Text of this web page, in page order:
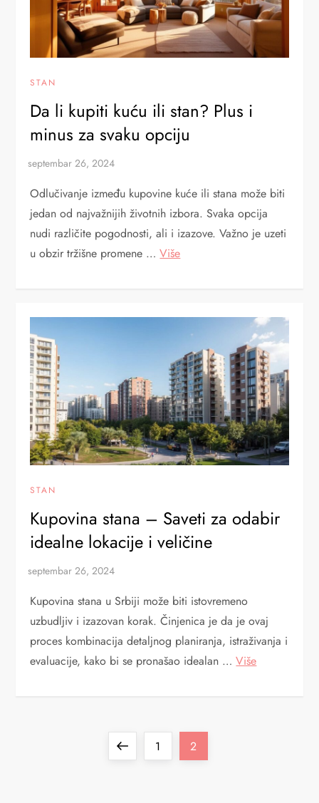
STAN
Da li kupiti kuću ili stan? Plus i
minus za svaku opciju
Odlučivanje između kupovine kuće ili stana može biti
jedan od najvažnijih životnih izbora. Svaka opcija
nudi različite pogodnosti, ali i izazove. Važno je uzeti
u obzir tržišne promene …Više
STAN
Kupovina stana – Saveti za odabir
idealne lokacije i veličine
Kupovina stana u Srbiji može biti istovremeno
uzbudljiv i izazovan korak. Činjenica je da je ovaj
proces kombinacija detaljnog planiranja, istraživanja i
evaluacije, kako bi se pronašao idealan …Više
PreviousPage
1 Page
2